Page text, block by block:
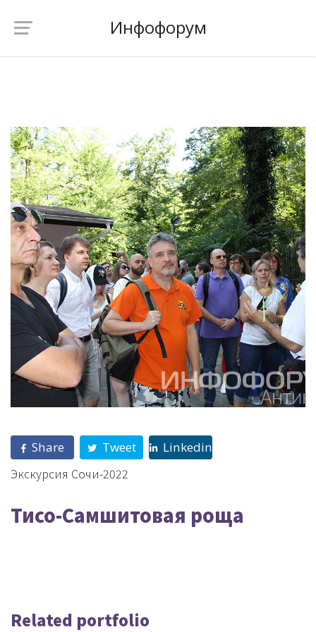
Инфофорум
Share Tweet Linkedin
Экскурсия Сочи-2022
Тисо-Самшитовая роща
Related portfolio